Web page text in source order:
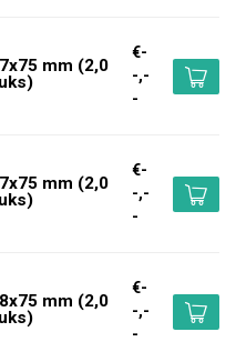
mm (2,0
€-
-,-
-
mm (2,0
€-
-,-
-
mm (2,0
€-
-,-
-